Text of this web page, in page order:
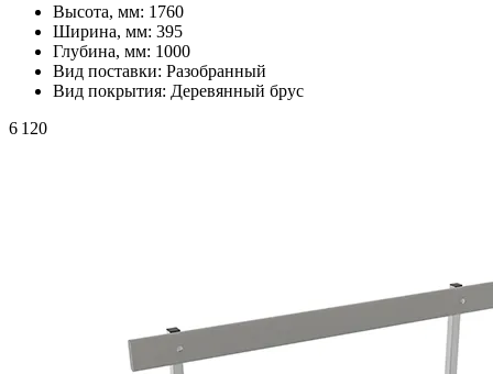
Высота, мм: 1760
Ширина, мм: 395
Глубина, мм: 1000
Вид поставки: Разобранный
Вид покрытия: Деревянный брус
6 120